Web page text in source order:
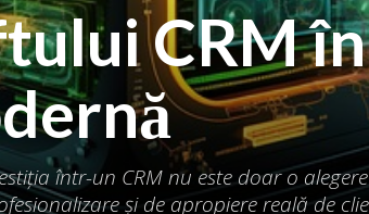
CRM în
într-un CRM nu este doar o alegere
și de apropiere reală de